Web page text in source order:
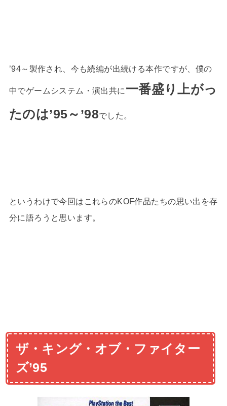
’94～製作され、今も続編が出続ける本作ですが、僕の
中でゲームシステム・演出共に 一番盛り上がっ
たのは’95～’98でした。
というわけで今回はこれらのKOF作品たちの思い出を存
分に語ろうと思います。
ザ・キング・オブ・ファイター
ズ’95